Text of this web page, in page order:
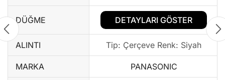
DÜĞME DETAYLARI GÖSTER
ALINTI Tip: Çerçeve Renk: Siyah
MARKA PANASONIC